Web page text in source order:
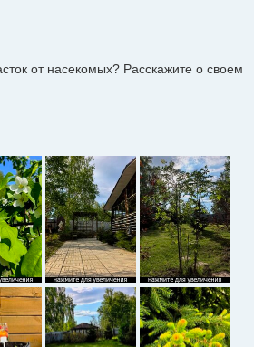
от насекомых? Расскажите о своем